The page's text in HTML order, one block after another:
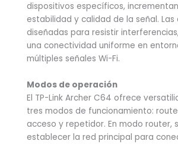
dispositivos específicos,
estabilidad y calidad de la señal.
diseñadas para resistir
una conectividad uniforme en
múltiples señales Wi-Fi.
Modos de operación
El TP-Link Archer C64 ofrece
tres modos de funcionamiento:
acceso y repetidor. En modo router,
establecer la red principal para